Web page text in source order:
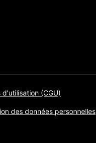
(CGU)
des données personnelles